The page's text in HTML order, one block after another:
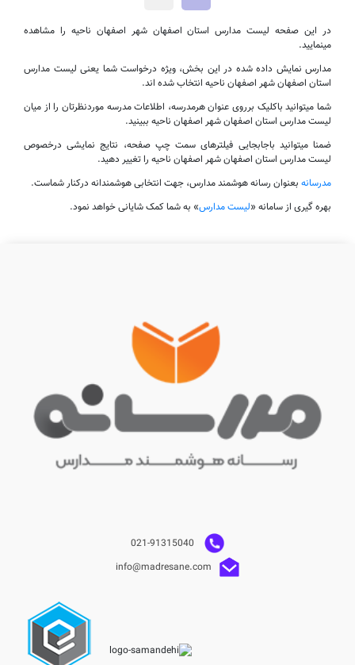
در این صفحه لیست مدارس استان اصفهان شهر اصفهان ناحیه را مشاهده
مینمایید.
مدارس نمایش داده شده در این بخش، ویژه درخواست شما یعنی لیست مدارس
استان اصفهان شهر اصفهان ناحیه انتخاب شده اند.
شما میتوانید باکلیک برروی عنوان هرمدرسه، اطلاعات مدرسه موردنظرتان را از میان
لیست مدارس استان اصفهان شهر اصفهان ناحیه ببینید.
ضمنا میتوانید باجابجایی فیلترهای سمت چپ صفحه، نتایج نمایشی درخصوص
لیست مدارس استان اصفهان شهر اصفهان ناحیه را تغییر دهید.
مدرسانه بعنوان رسانه هوشمند مدارس، جهت انتخابی هوشمندانه درکنار شماست.
بهره گیری از سامانه «لیست مدارس» به شما کمک شایانی خواهد نمود.
info@madresane.com